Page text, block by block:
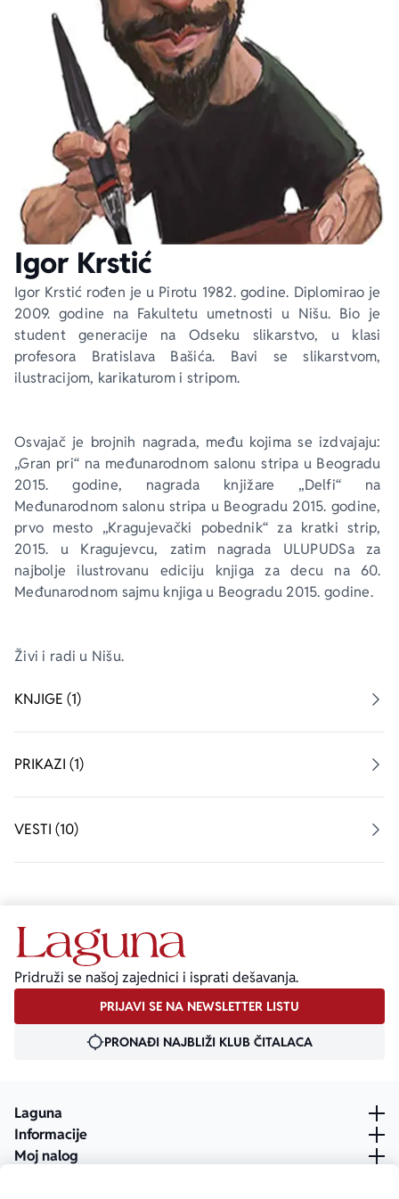
Igor Krstić
Igor Krstić rođen je u Pirotu 1982. godine. Di­plomirao je
2009. godine na Fakultetu umetnosti u Nišu. Bio je
student generacije na Odseku slikar­stvo, u klasi
profesora Bratislava Bašića. Bavi se slikarstvom,
ilustracijom, karikaturom i stripom.
Osvajač je brojnih nagrada, među kojima se izdva­jaju:
„Gran pri“ na međunarodnom salonu stripa u Beogradu
2015. godine, nagrada knjižare „Delfi“ na
Međunarodnom salonu stripa u Beogradu 2015. go­dine,
prvo mesto „Kragujevački pobednik“ za kratki strip,
2015. u Kragujevcu, zatim nagrada ULUPUDS­a za
najbolje ilustrovanu ediciju knjiga za decu na 60.
Međunarodnom sajmu knjiga u Beogradu 2015. godine.
Živi i radi u Nišu.
KNJIGE (1)
PRIKAZI (1)
VESTI (10)
Pridruži se našoj zajednici i isprati dešavanja.
PRIJAVI SE NA NEWSLETTER LISTU
PRONAĐI NAJBLIŽI KLUB ČITALACA
Laguna
Informacije
Moj nalog
Ekranizovane knjige
Za poklon
E-knjige
Autori
Poezija
Lični razvoj i popularna psihologija
Biografija
Bojan Ljubenović
Dejan Tiago-Stanković
Milica Jakovljević Mir-Jam
Peter Handke
Harlan Koben
Elif Šafak